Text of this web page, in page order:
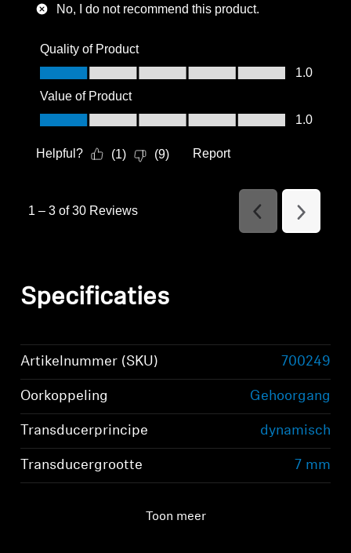
No, I do not recommend this product.
Quality of Product
Quality of Product, 1.0 out of 5
1.0
Value of Product
Value of Product, 1.0 out of 5
1.0
Helpful? (1) (9) Report
1 – 3 of 30 Reviews
Previous
Reviews
Next
Reviews
Specificaties
Artikelnummer (SKU) 700249
Oorkoppeling Gehoorgang
Transducerprincipe dynamisch
Transducergrootte 7 mm
Toon meer